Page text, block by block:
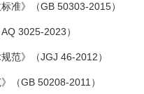
准》（GB 50303-2015）
3025-2023）
范》（JGJ 46-2012）
（GB 50208-2011）